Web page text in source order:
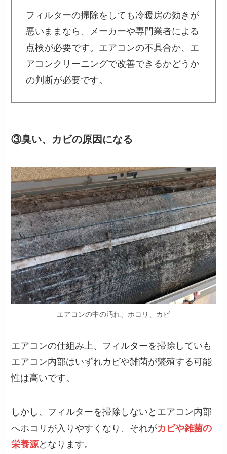
フィルターの掃除をしても冷暖房の効きが
悪いままなら、メーカーや専門業者による
点検が必要です。エアコンの不具合か、エ
アコンクリーニングで改善できるかどうか
の判断が必要です。
③臭い、カビの原因になる
エアコンの中の汚れ、ホコリ、カビ
エアコンの仕組み上、フィルターを掃除していも
エアコン内部はいずれカビや雑菌が繁殖する可能
性は高いです。
しかし、フィルターを掃除しないとエアコン内部
へホコリが入りやすくなり、それがカビや雑菌の
栄養源となります。